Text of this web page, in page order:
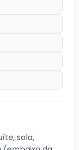
sala,